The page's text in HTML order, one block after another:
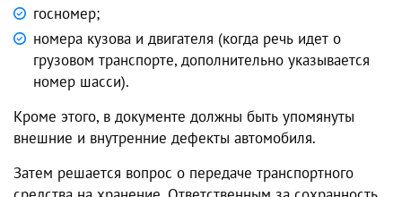
госномер;
номера кузова и двигателя (когда речь идет о
грузовом транспорте, дополнительно указывается
номер шасси).
Кроме этого, в документе должны быть упомянуты
внешние и внутренние дефекты автомобиля.
Затем решается вопрос о передаче транспортного